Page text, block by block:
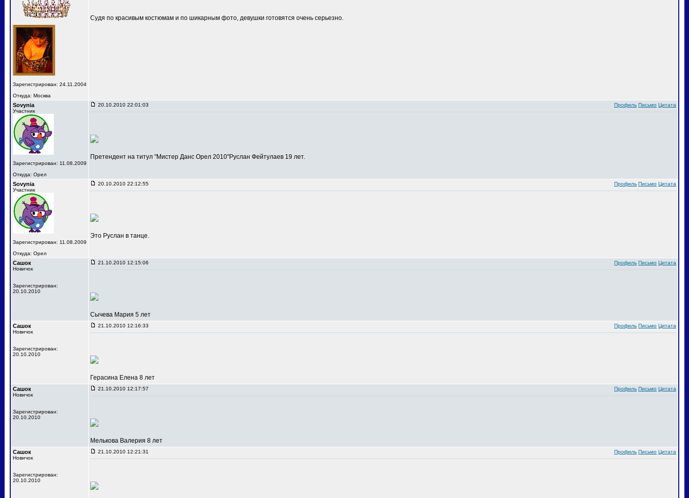
Зарегистрирован: 24.11.2004
Откуда: Москва
Судя по красивым костюмам и по шикарным фото, девушки готовятся очень серьезно.
Sovynia
Участник
Зарегистрирован: 11.08.2009
Откуда: Орел
20.10.2010 22:01:03 Профиль Письмо Цитата
Претендент на титул "Мистер Данс Орел 2010"Руслан Фейтулаев 19 лет.
Sovynia
Участник
Зарегистрирован: 11.08.2009
Откуда: Орел
20.10.2010 22:12:55 Профиль Письмо Цитата
Это Руслан в танце.
Сашок
Новичок
Зарегистрирован:
20.10.2010
21.10.2010 12:15:06 Профиль Письмо Цитата
Сычева Мария 5 лет
Сашок
Новичок
Зарегистрирован:
20.10.2010
21.10.2010 12:16:33 Профиль Письмо Цитата
Герасина Елена 8 лет
Сашок
Новичок
Зарегистрирован:
20.10.2010
21.10.2010 12:17:57 Профиль Письмо Цитата
Мелькова Валерия 8 лет
Сашок
Новичок
Зарегистрирован:
20.10.2010
21.10.2010 12:21:31 Профиль Письмо Цитата